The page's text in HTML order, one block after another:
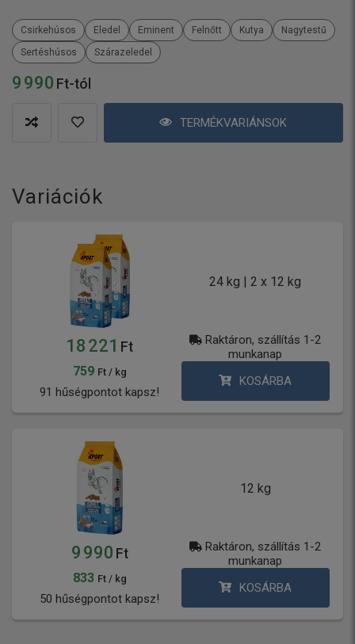
9 990 Ft-tól
TERMÉKVARIÁNSOK
Csirkehúsos Eledel Eminent Felnőtt Kutya
Nagytestű
Sertéshúsos
Szárazeledel
Variációk
24 kg | 2 x 12 kg
18 221 Ft
759 Ft / kg
91 hűségpontot kapsz!
Raktáron, szállítás 1-2
munkanap
KOSÁRBA
12 kg
9 990 Ft
833 Ft / kg
50 hűségpontot kapsz!
Raktáron, szállítás 1-2
munkanap
KOSÁRBA